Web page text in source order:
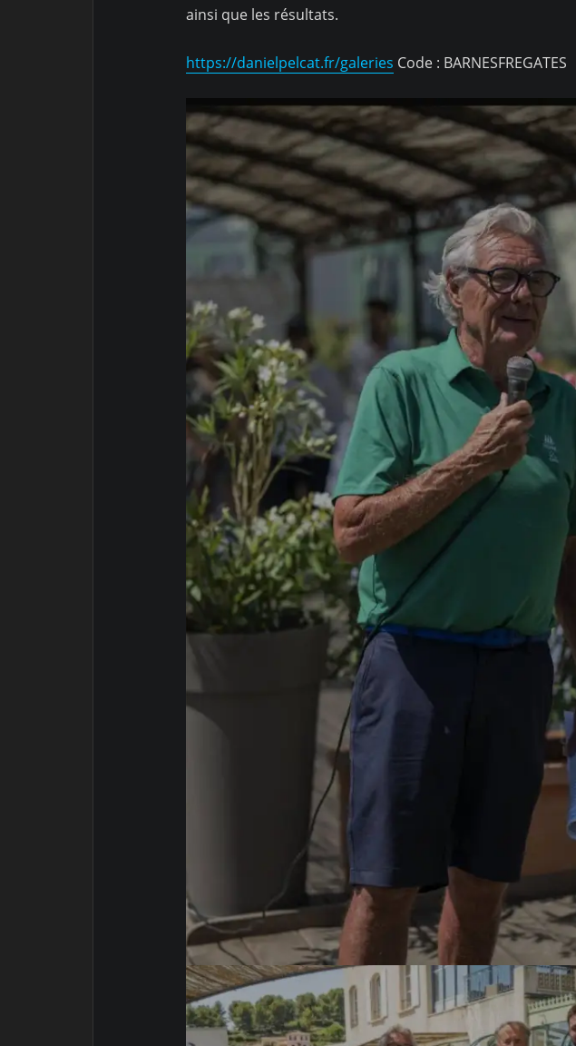
ainsi que les résultats.
https://danielpelcat.fr/galeries Code : BARNESFREGATES